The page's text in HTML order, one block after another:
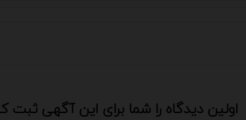
اولین دیدگاه را شما برای این آگهی ثبت